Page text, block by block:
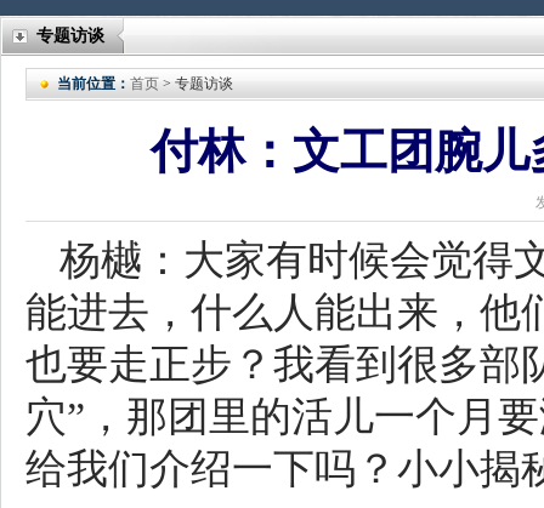
专题访谈
当前位置： 首页 > 专题访谈
付林：文工团腕
杨樾：大家有时候会觉得
能进去，什么人能出来，他
也要走正步？我看到很多部
穴”，那团里的活儿一个月
给我们介绍一下吗？小小揭